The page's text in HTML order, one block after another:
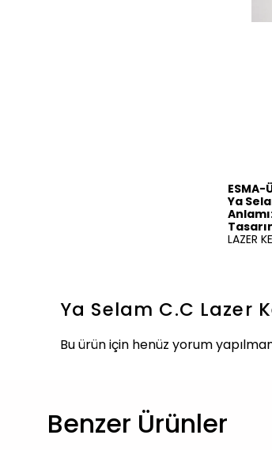
ESMA-
Ya
LAZER
Ya Selam C.C Lazer
Bu ürün için henüz yorum
Benzer Ürünler